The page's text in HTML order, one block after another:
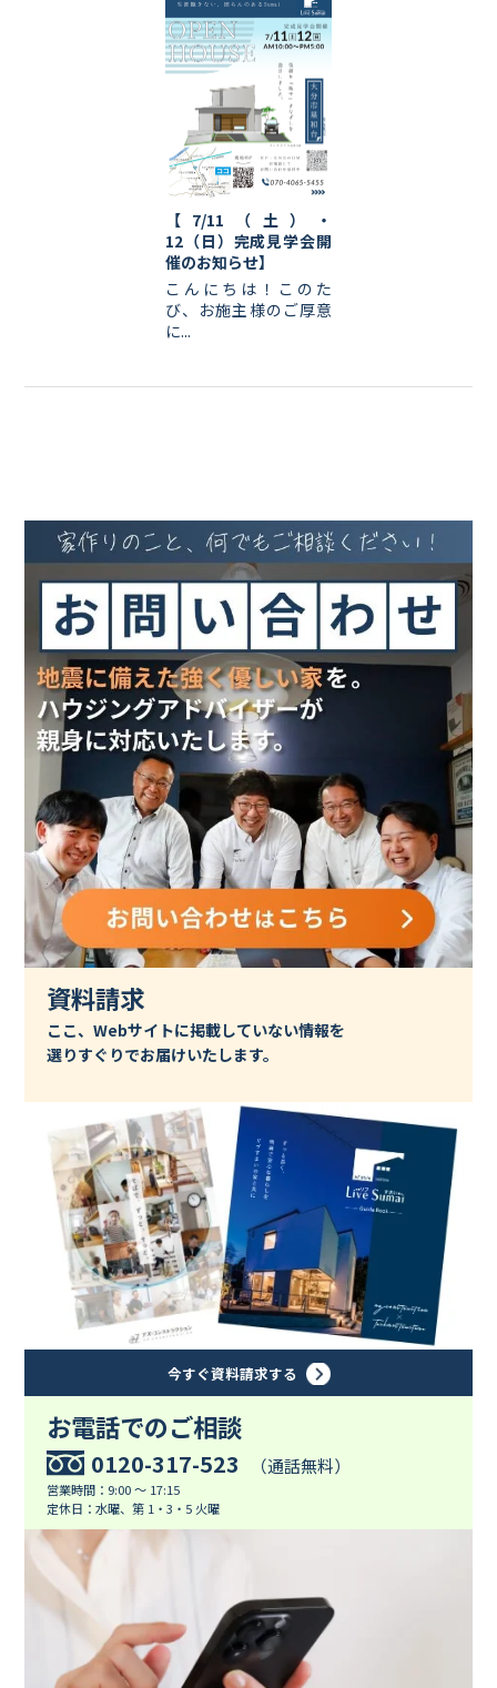
【7/11（土）・
12（日）完成見学会開
催のお知らせ】
こんにちは！このた
び、お施主様のご厚意
に...
資料請求
ここ、Webサイトに掲載していない情報を
選りすぐりでお届けいたします。
今すぐ資料請求する
お電話でのご相談
0120-317-523 （通話無料）
営業時間：9:00 ～ 17:15
定休日：水曜、第 1・3・5 火曜